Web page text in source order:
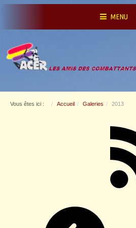
MENU
Vous êtes ici : Accueil Galeries 2013